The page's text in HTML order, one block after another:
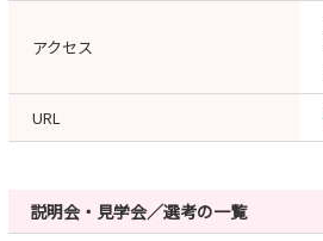
アクセス
URL
説明会・見学会／選考の一覧